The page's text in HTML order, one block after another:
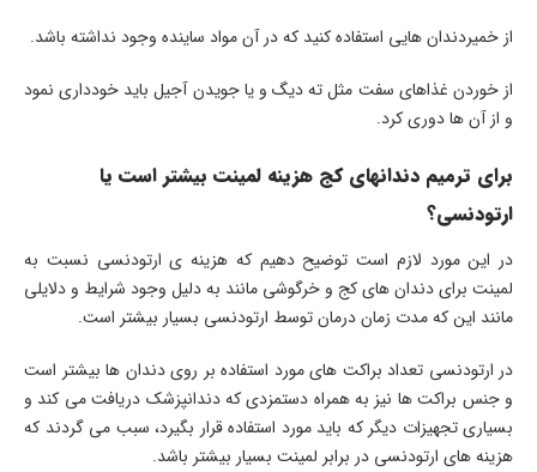
از خمیردندان هایی استفاده کنید که در آن مواد ساینده وجود نداشته باشد.
از خوردن غذاهای سفت مثل ته دیگ و یا جویدن آجیل باید خودداری نمود
و از آن ها دوری کرد.
برای ترمیم دندانهای کج هزینه لمینت بیشتر است یا
ارتودنسی؟
در این مورد لازم است توضیح دهیم که هزینه ی ارتودنسی نسبت به
لمینت برای دندان های کج و خرگوشی مانند به دلیل وجود شرایط و دلایلی
مانند این که مدت زمان درمان توسط ارتودنسی بسیار بیشتر است.
در ارتودنسی تعداد براکت های مورد استفاده بر روی دندان ها بیشتر است
و جنس براکت ها نیز به همراه دستمزدی که دندانپزشک دریافت می کند و
بسیاری تجهیزات دیگر که باید مورد استفاده قرار بگیرد، سبب می گردند که
هزینه های ارتودنسی در برابر لمینت بسیار بیشتر باشد.